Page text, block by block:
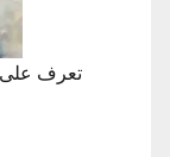
تعرف على